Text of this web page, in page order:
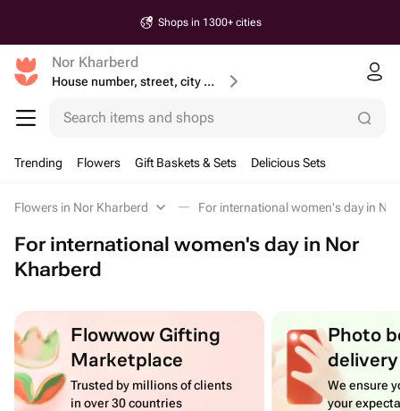
Shops in 1300+ cities
Nor Kharberd
House number, street, city or postcode
Search items and shops
Trending Flowers Gift Baskets & Sets Delicious Sets
Flowers in Nor Kharberd For international women's day in
For international women's day in Nor
Kharberd
Flowwow Gifting
Marketplace
Trusted by millions of clients
in over 30 countries
Photo
delivery
We ensure
your